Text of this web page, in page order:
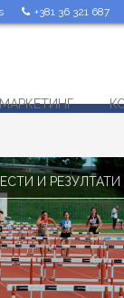
+381 36 321 687
МАРКЕТИНГ
И РЕЗУЛТАТИ